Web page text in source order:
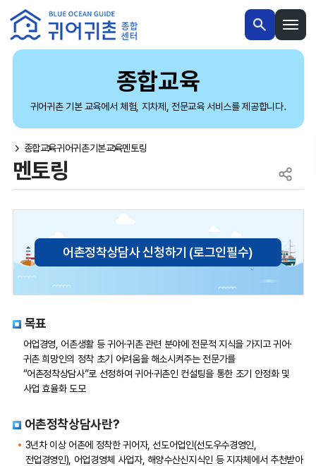
본문 내용 바로가기
메인메뉴 바로가기
종합교육
귀어귀촌 기본 교육에서 체험, 지차제, 전문교육 서비스를 제공합니다.
종합교육귀어귀촌기본교육멘토링
멘토링
어촌정착상담사 신청하기 (로그인필수)
목표
어업경영, 어촌생활 등 귀어·귀촌 관련 분야에 전문적 지식을 가지고 귀어·
귀촌 희망인의 정착 초기 어려움을 해소시켜주는 전문가를
“어촌정착상담사”로 선정하여 귀어·귀촌인 컨설팅을 통한 조기 안정화 및
사업 효율화 도모
어촌정착상담사란?
3년차 이상 어촌에 정착한 귀어자, 선도어업인(선도우수경영인,
전업경영인), 어업경영체 사업자, 해양수산신지식인 등 지자체에서 추천받아